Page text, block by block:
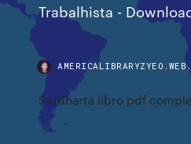
Trabalhista -
Siddharta libro pdf